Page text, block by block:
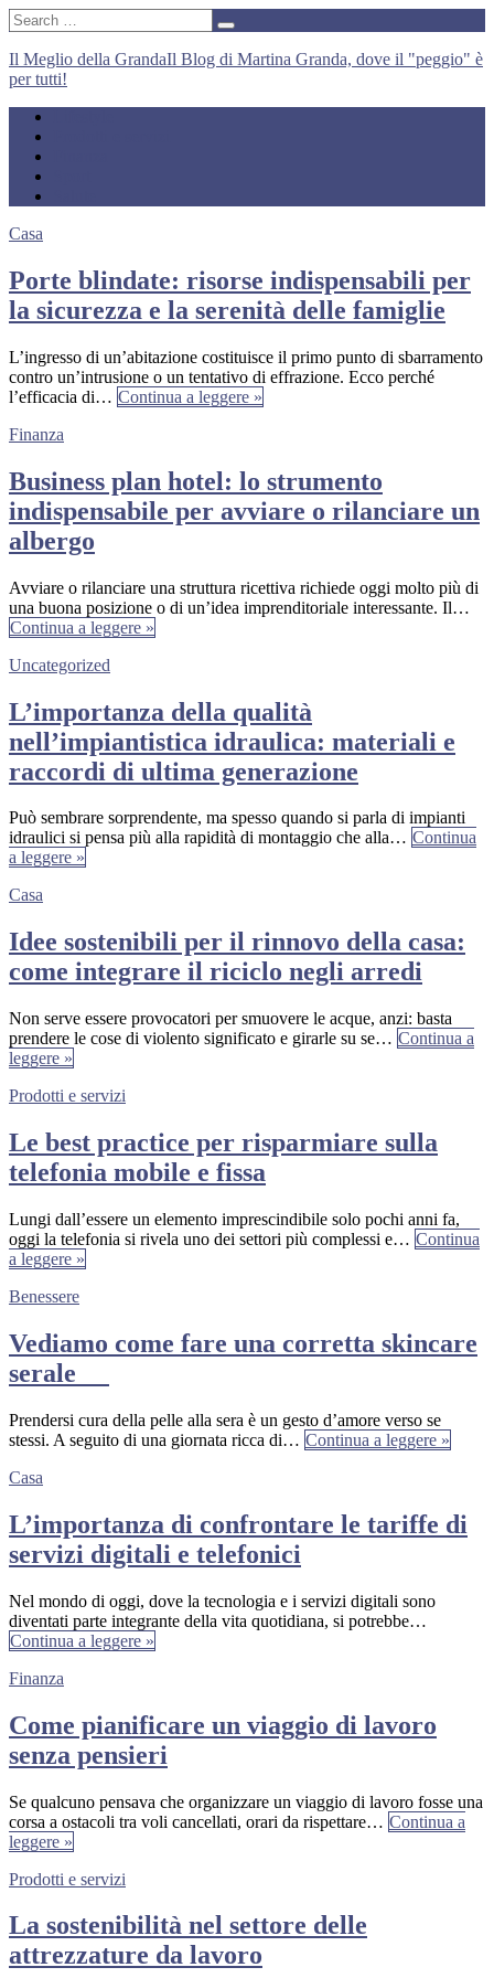
Il Meglio della GrandaIl Blog di Martina Granda, dove il "peggio" è
per tutti!
Casa
Porte blindate: risorse indispensabili per
la sicurezza e la serenità delle famiglie
L’ingresso di un’abitazione costituisce il primo punto di sbarramento
contro un’intrusione o un tentativo di effrazione. Ecco perché
l’efficacia di… Continua a leggere »
Finanza
Business plan hotel: lo strumento
indispensabile per avviare o rilanciare un
albergo
Avviare o rilanciare una struttura ricettiva richiede oggi molto più di
una buona posizione o di un’idea imprenditoriale interessante. Il…
Continua a leggere »
Uncategorized
L’importanza della qualità
nell’impiantistica idraulica: materiali e
raccordi di ultima generazione
Può sembrare sorprendente, ma spesso quando si parla di impianti
idraulici si pensa più alla rapidità di montaggio che alla… Continua
a leggere »
Casa
Idee sostenibili per il rinnovo della casa:
come integrare il riciclo negli arredi
Non serve essere provocatori per smuovere le acque, anzi: basta
prendere le cose di violento significato e girarle su se… Continua a
leggere »
Prodotti e servizi
Le best practice per risparmiare sulla
telefonia mobile e fissa
Lungi dall’essere un elemento imprescindibile solo pochi anni fa,
oggi la telefonia si rivela uno dei settori più complessi e… Continua
a leggere »
Benessere
Vediamo come fare una corretta skincare
serale
Prendersi cura della pelle alla sera è un gesto d’amore verso se
stessi. A seguito di una giornata ricca di… Continua a leggere »
Casa
L’importanza di confrontare le tariffe di
servizi digitali e telefonici
Nel mondo di oggi, dove la tecnologia e i servizi digitali sono
diventati parte integrante della vita quotidiana, si potrebbe…
Continua a leggere »
Finanza
Come pianificare un viaggio di lavoro
senza pensieri
Se qualcuno pensava che organizzare un viaggio di lavoro fosse una
corsa a ostacoli tra voli cancellati, orari da rispettare… Continua a
leggere »
Prodotti e servizi
La sostenibilità nel settore delle
attrezzature da lavoro